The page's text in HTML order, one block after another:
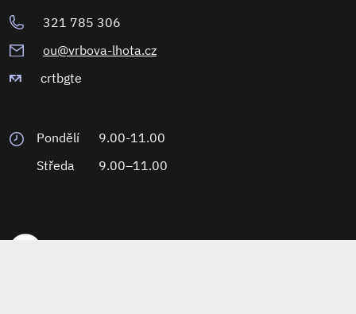
321 785 306
ou@vrbova-lhota.cz
crtbgte
Pondělí
9.00-11.00
Středa
9.00–11.00